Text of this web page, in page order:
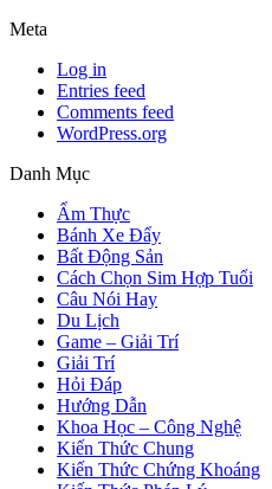
Meta
Log in
Entries feed
Comments feed
WordPress.org
Danh Mục
Ẩm Thực
Bánh Xe Đẩy
Bất Động Sản
Cách Chọn Sim Hợp Tuổi
Câu Nói Hay
Du Lịch
Game – Giải Trí
Giải Trí
Hỏi Đáp
Hướng Dẫn
Khoa Học – Công Nghệ
Kiến Thức Chung
Kiến Thức Chứng Khoáng